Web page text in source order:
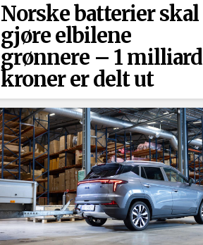
Norske batterier skal
gjøre elbilene
grønnere –⁠ 1 milliard
kroner er delt ut